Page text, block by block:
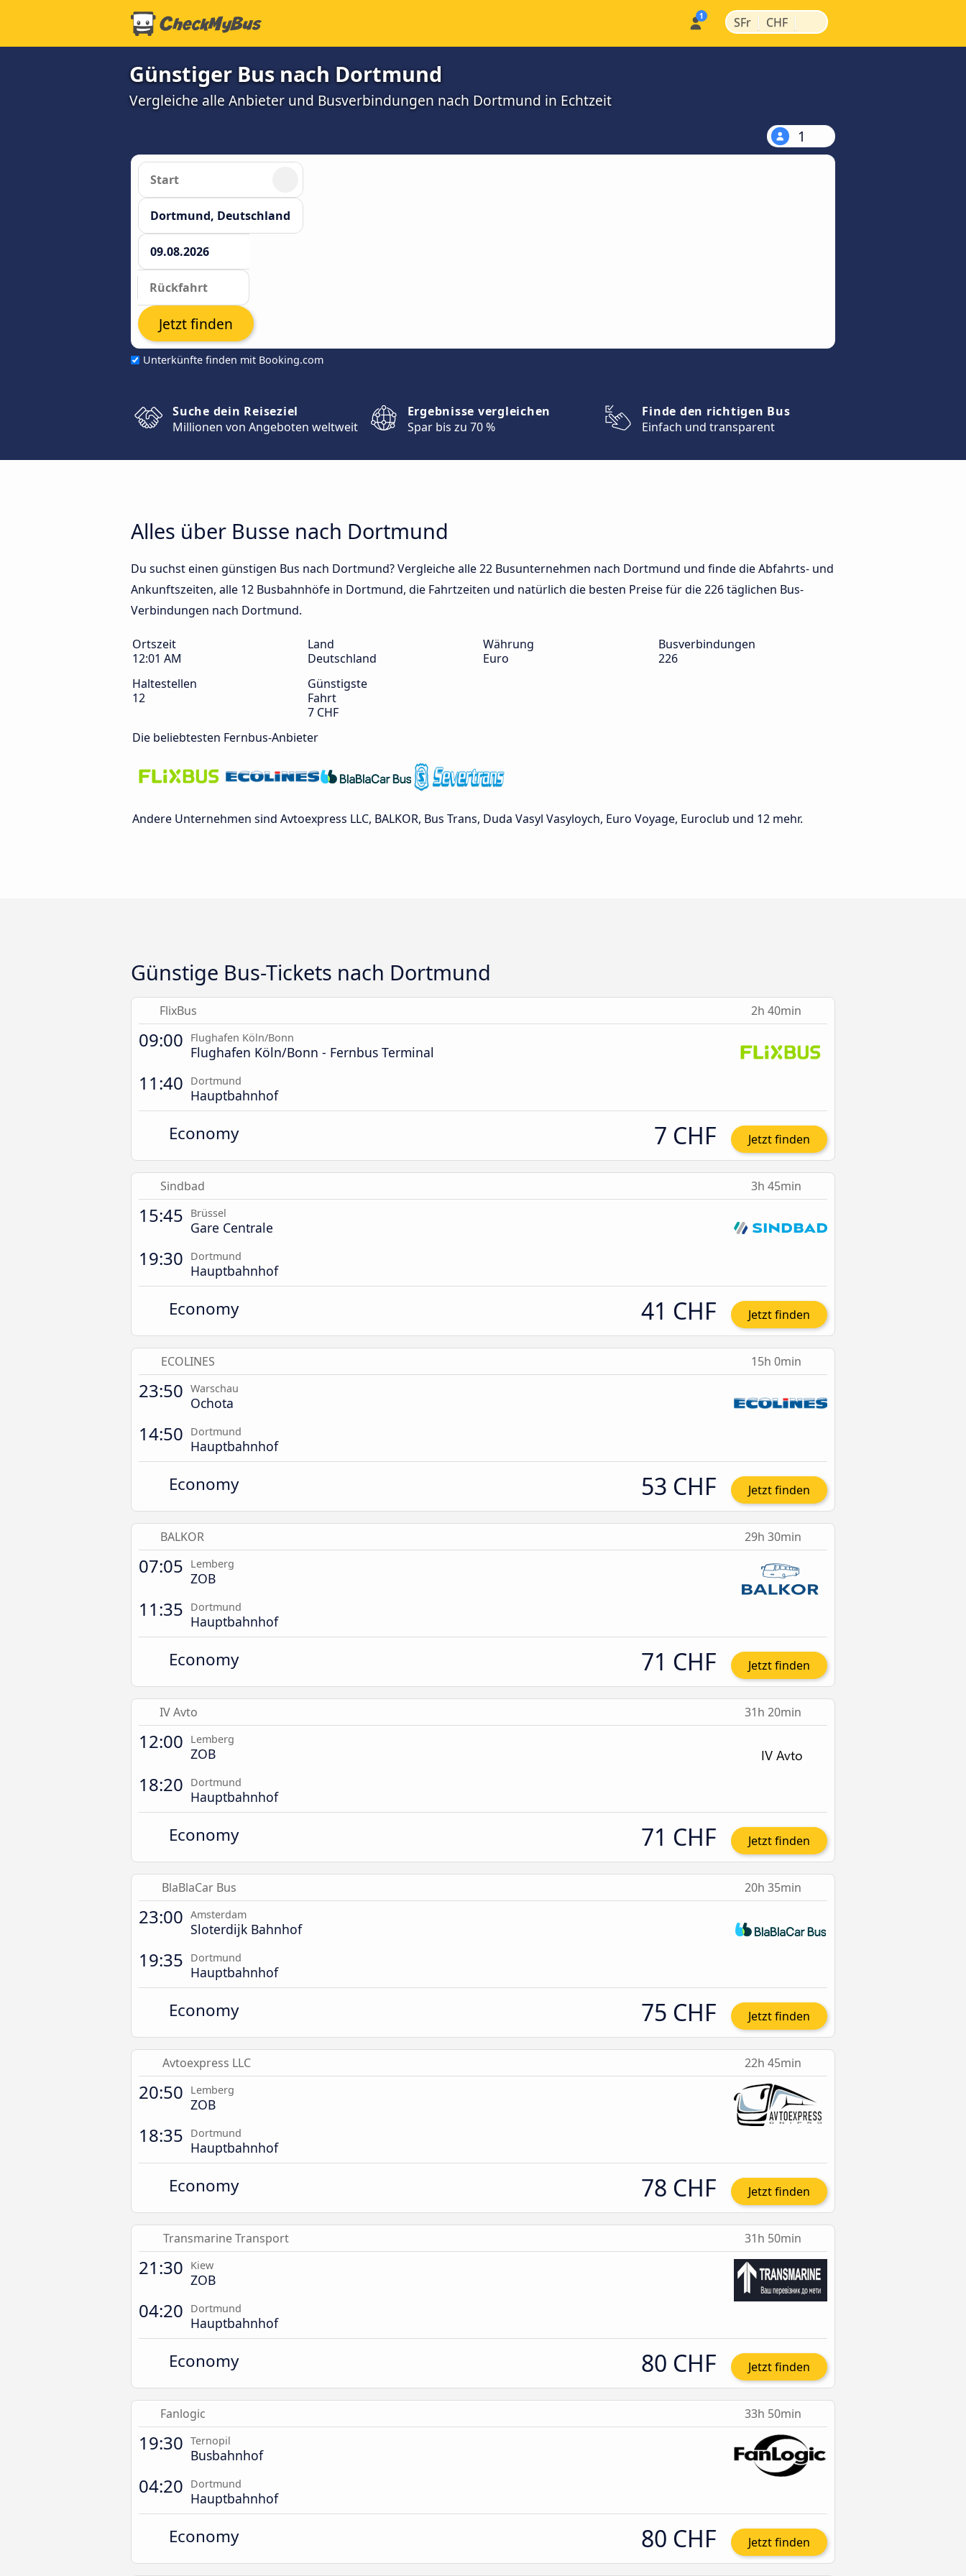
SFr | CHF |
Günstiger Bus nach Dortmund
Vergleiche alle Anbieter und Busverbindungen nach Dortmund in Echtzeit
1
Unterkünfte finden mit Booking.com
Jetzt finden
Suche dein Reiseziel
Millionen von Angeboten weltweit
Ergebnisse vergleichen
Spar bis zu 70 %
Finde den richtigen Bus
Einfach und transparent
Alles über Busse nach Dortmund
Du suchst einen günstigen Bus nach Dortmund? Vergleiche alle 22 Busunternehmen nach Dortmund und finde die Abfahrts- und
Ankunftszeiten, alle 12 Busbahnhöfe in Dortmund, die Fahrtzeiten und natürlich die besten Preise für die 226 täglichen Bus-
Verbindungen nach Dortmund.
Ortszeit
12:01 AM
Land
Deutschland
Währung
Euro
Busverbindungen
226
Haltestellen
12
Günstigste
Fahrt
7 CHF
Die beliebtesten Fernbus-Anbieter
Andere Unternehmen sind Avtoexpress LLC, BALKOR, Bus Trans, Duda Vasyl Vasyloych, Euro Voyage, Euroclub und 12 mehr.
Günstige Bus-Tickets nach Dortmund
FlixBus 2h 40min
09:00 Flughafen Köln/Bonn
Flughafen Köln/Bonn - Fernbus Terminal
11:40 Dortmund
Hauptbahnhof
Economy 7 CHF Jetzt finden
Sindbad 3h 45min
15:45 Brüssel
Gare Centrale
19:30 Dortmund
Hauptbahnhof
Economy 41 CHF Jetzt finden
ECOLINES 15h 0min
23:50 Warschau
Ochota
14:50 Dortmund
Hauptbahnhof
Economy 53 CHF Jetzt finden
BALKOR 29h 30min
07:05 Lemberg
ZOB
11:35 Dortmund
Hauptbahnhof
Economy 71 CHF Jetzt finden
IV Avto 31h 20min
12:00 Lemberg
ZOB
18:20 Dortmund
Hauptbahnhof
Economy 71 CHF Jetzt finden
BlaBlaCar Bus 20h 35min
23:00 Amsterdam
Sloterdijk Bahnhof
19:35 Dortmund
Hauptbahnhof
Economy 75 CHF Jetzt finden
Avtoexpress LLC 22h 45min
20:50 Lemberg
ZOB
18:35 Dortmund
Hauptbahnhof
Economy 78 CHF Jetzt finden
Transmarine Transport 31h 50min
21:30 Kiew
ZOB
04:20 Dortmund
Hauptbahnhof
Economy 80 CHF Jetzt finden
Fanlogic 33h 50min
19:30 Ternopil
Busbahnhof
04:20 Dortmund
Hauptbahnhof
Economy 80 CHF Jetzt finden